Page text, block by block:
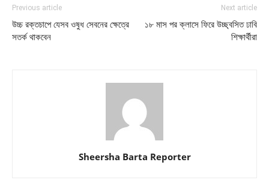
Previous article
উচ্চ রক্তচাপে যেসব ওষুধ সেবনের ক্ষেত্রে
সতর্ক থাকবেন
Next article
১৮ মাস পর ক্লাসে ফিরে উচ্ছ্বসিত ঢাবি
শিক্ষার্থীরা
Sheersha Barta Reporter